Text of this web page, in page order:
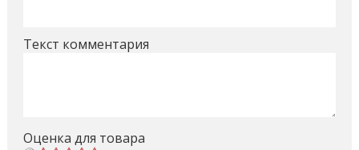
Текст комментария
Оценка для товара